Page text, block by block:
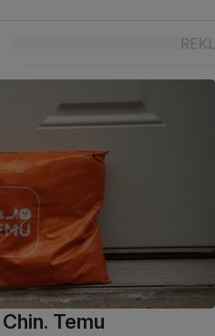
Temu